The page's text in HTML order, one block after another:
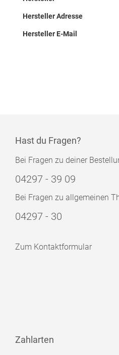
Hersteller Adresse
Hersteller E-Mail
Hast du Fragen?
Bei Fragen zu deiner
04297 - 39 09
Bei Fragen zu allgemeinen
04297 - 30
Zum Kontaktformular
Zahlarten